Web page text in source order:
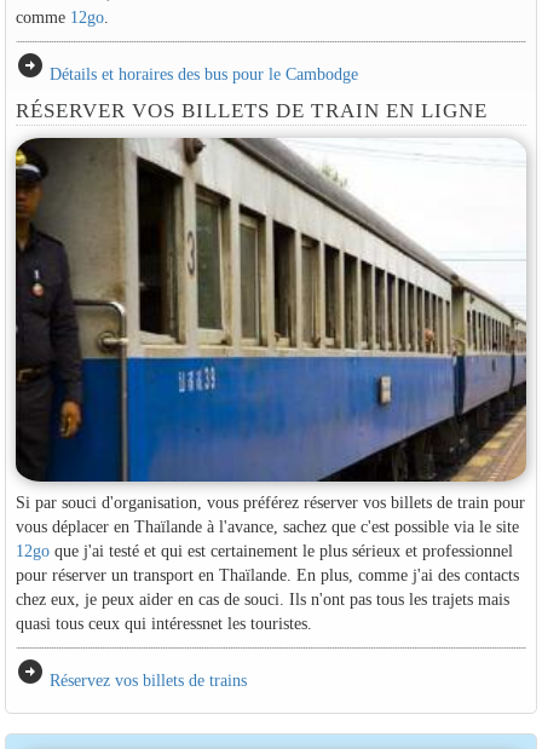
comme 12go.
arrow_circle_right Détails et horaires des bus pour le Cambodge
RÉSERVER VOS BILLETS DE TRAIN EN LIGNE
Si par souci d'organisation, vous préférez réserver vos billets de train pour
vous déplacer en Thaïlande à l'avance, sachez que c'est possible via le site
12goque j'ai testé et qui est certainement le plus sérieux et professionnel
pour réserver un transport en Thaïlande. En plus, comme j'ai des contacts
chez eux, je peux aider en cas de souci. Ils n'ont pas tous les trajets mais
quasi tous ceux qui intéressnet les touristes.
arrow_circle_right Réservez vos billets de trains